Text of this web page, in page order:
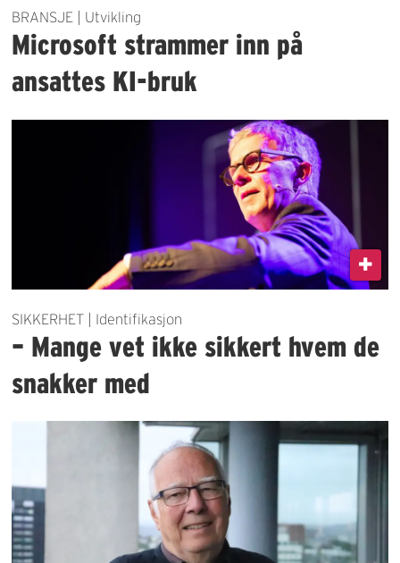
BRANSJE | Utvikling
Microsoft strammer inn på
ansattes KI-bruk
SIKKERHET | Identifikasjon
– Mange vet ikke sikkert hvem de
snakker med